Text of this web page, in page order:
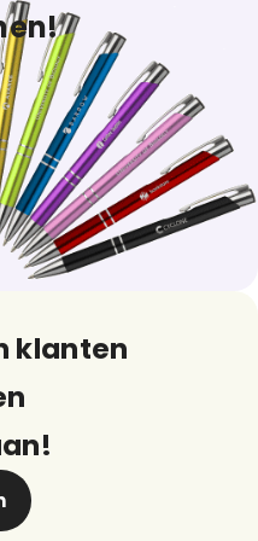
klanten